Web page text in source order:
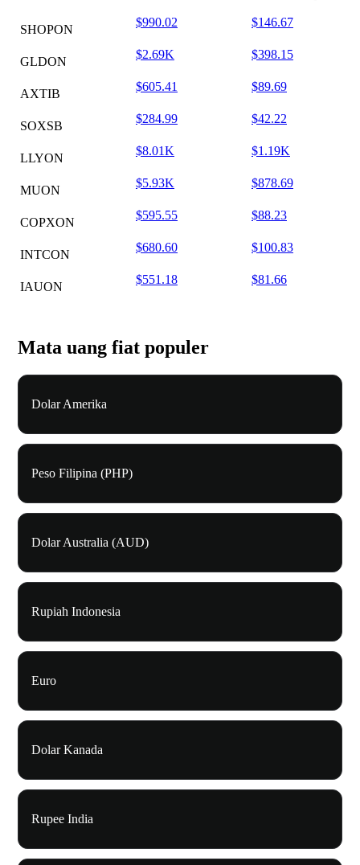
SHOPON
$990.02 $146.67
GLDON
$2.69K $398.15
AXTIB
$605.41 $89.69
SOXSB
$284.99 $42.22
LLYON
$8.01K $1.19K
MUON
$5.93K $878.69
COPXON
$595.55 $88.23
INTCON
$680.60 $100.83
IAUON
$551.18 $81.66
Mata uang fiat populer
Dolar Amerika
Peso Filipina (PHP)
Dolar Australia (AUD)
Rupiah Indonesia
Euro
Dolar Kanada
Rupee India